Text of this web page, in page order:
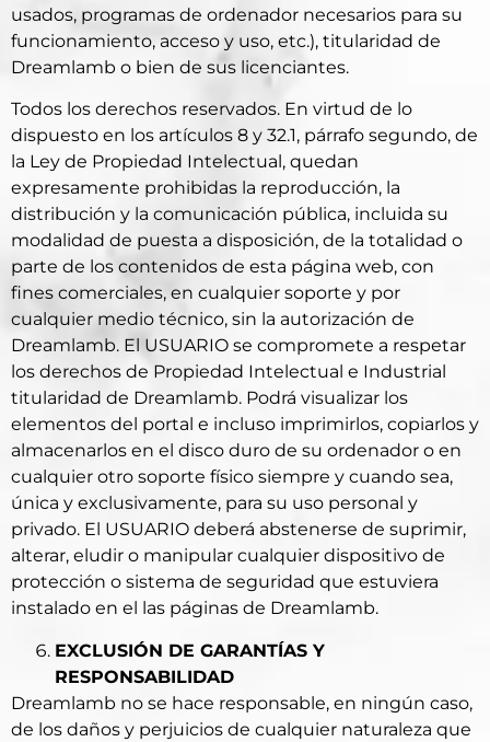
usados, programas de ordenador necesarios para su
funcionamiento, acceso y uso, etc.), titularidad de
Dreamlamb o bien de sus licenciantes.
Todos los derechos reservados. En virtud de lo
dispuesto en los artículos 8 y 32.1, párrafo segundo, de
la Ley de Propiedad Intelectual, quedan
expresamente prohibidas la reproducción, la
distribución y la comunicación pública, incluida su
modalidad de puesta a disposición, de la totalidad o
parte de los contenidos de esta página web, con
fines comerciales, en cualquier soporte y por
cualquier medio técnico, sin la autorización de
Dreamlamb. El USUARIO se compromete a respetar
los derechos de Propiedad Intelectual e Industrial
titularidad de Dreamlamb. Podrá visualizar los
elementos del portal e incluso imprimirlos, copiarlos y
almacenarlos en el disco duro de su ordenador o en
cualquier otro soporte físico siempre y cuando sea,
única y exclusivamente, para su uso personal y
privado. El USUARIO deberá abstenerse de suprimir,
alterar, eludir o manipular cualquier dispositivo de
protección o sistema de seguridad que estuviera
instalado en el las páginas de Dreamlamb.
EXCLUSIÓN DE GARANTÍAS Y
RESPONSABILIDAD
Dreamlamb no se hace responsable, en ningún caso,
de los daños y perjuicios de cualquier naturaleza que